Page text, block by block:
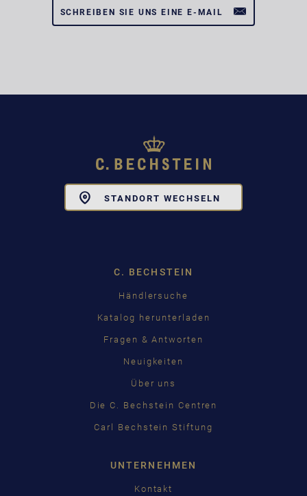
SCHREIBEN SIE UNS EINE E-MAIL
STANDORT WECHSELN
C. BECHSTEIN
Händlersuche
Katalog herunterladen
Fragen & Antworten
Neuigkeiten
Über uns
Die C. Bechstein Centren
Carl Bechstein Stiftung
UNTERNEHMEN
Kontakt